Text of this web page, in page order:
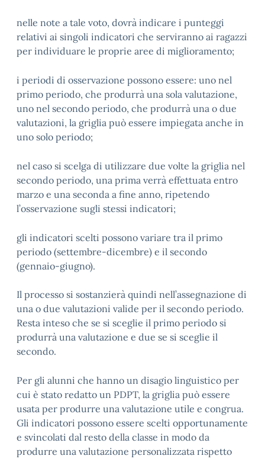
nelle note a tale voto, dovrà indicare i punteggi
relativi ai singoli indicatori che serviranno ai ragazzi
per individuare le proprie aree di miglioramento;
i periodi di osservazione possono essere: uno nel
primo periodo, che produrrà una sola valutazione,
uno nel secondo periodo, che produrrà una o due
valutazioni, la griglia può essere impiegata anche in
uno solo periodo;
nel caso si scelga di utilizzare due volte la griglia nel
secondo periodo, una prima verrà effettuata entro
marzo e una seconda a fine anno, ripetendo
l’osservazione sugli stessi indicatori;
gli indicatori scelti possono variare tra il primo
periodo (settembre-dicembre) e il secondo
(gennaio-giugno).
Il processo si sostanzierà quindi nell’assegnazione di
una o due valutazioni valide per il secondo periodo.
Resta inteso che se si sceglie il primo periodo si
produrrà una valutazione e due se si sceglie il
secondo.
Per gli alunni che hanno un disagio linguistico per
cui è stato redatto un PDPT, la griglia può essere
usata per produrre una valutazione utile e congrua.
Gli indicatori possono essere scelti opportunamente
e svincolati dal resto della classe in modo da
produrre una valutazione personalizzata rispetto